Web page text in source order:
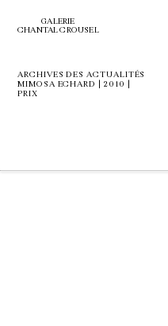
GALERIE
CHANTAL CROUSEL
ARCHIVES DES ACTUALITÉS
MIMOSA ECHARD | 2010 |
PRIX